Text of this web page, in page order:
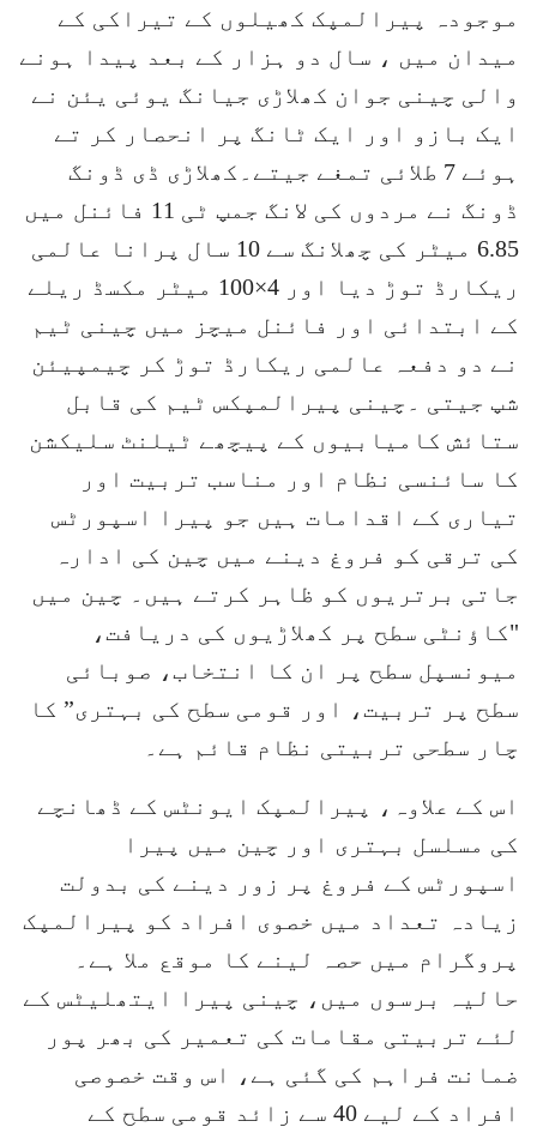
موجودہ پیرالمپک کھیلوں کے تیراکی کے
میدان میں ، سال دو ہزار کے بعد پیدا ہونے
والی چینی جوان کھلاڑی جیانگ یوئی یئن نے
ایک بازو اور ایک ٹانگ پر انحصار کر تے
ہوئے 7 طلائی تمغے جیتے۔کھلاڑی ڈی ڈونگ
ڈونگ نے مردوں کی لانگ جمپ ٹی 11 فائنل میں
6.85 میٹر کی چھلانگ سے 10 سال پرانا عالمی
ریکارڈ توڑ دیا اور 4×100 میٹر مکسڈ ریلے
کے ابتدائی اور فائنل میچز میں چینی ٹیم
نے دو دفعہ عالمی ریکارڈ توڑ کر چیمپیئن
شپ جیتی ۔چینی پیرالمپکس ٹیم کی قابل
ستائش کامیابیوں کے پیچھے ٹیلنٹ سلیکشن
کا سائنسی نظام اور مناسب تربیت اور
تیاری کے اقدامات ہیں جو پیرا اسپورٹس
کی ترقی کو فروغ دینے میں چین کی ادارہ
جاتی برتریوں کو ظاہر کرتے ہیں۔ چین میں
"کاؤنٹی سطح پر کھلاڑیوں کی دریافت،
میونسپل سطح پر ان کا انتخاب، صوبائی
سطح پر تربیت، اور قومی سطح کی بہتری” کا
چار سطحی تربیتی نظام قائم ہے۔
اس کے علاوہ، پیرالمپک ایونٹس کے ڈھانچے
کی مسلسل بہتری اور چین میں پیرا
اسپورٹس کے فروغ پر زور دینے کی بدولت
زیادہ تعداد میں خصوی افراد کو پیرالمپک
پروگرام میں حصہ لینے کا موقع ملا ہے۔
حالیہ برسوں میں، چینی پیرا ایتھلیٹس کے
لئے تربیتی مقامات کی تعمیر کی بھر پور
ضمانت فراہم کی گئی ہے، اس وقت خصوصی
افراد کے لیے 40 سے زائد قومی سطح کے